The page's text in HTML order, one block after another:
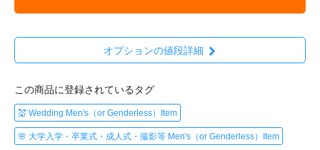
オプションの値段詳細
この商品に登録されているタグ
💒 Wedding Men's（or Genderless）Item
🌸 大学入学・卒業式・成人式・撮影等 Men's（or Genderless）Item